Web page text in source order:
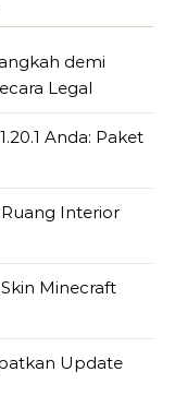
demi
Legal
Anda: Paket
Interior
Minecraft
Update